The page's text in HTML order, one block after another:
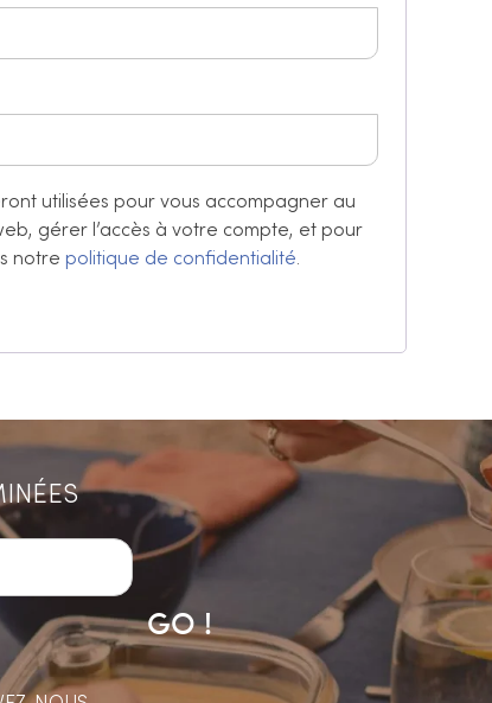
utilisées pour vous accompagner au
gérer l’accès à votre compte, et pour
notre politique de confidentialité.